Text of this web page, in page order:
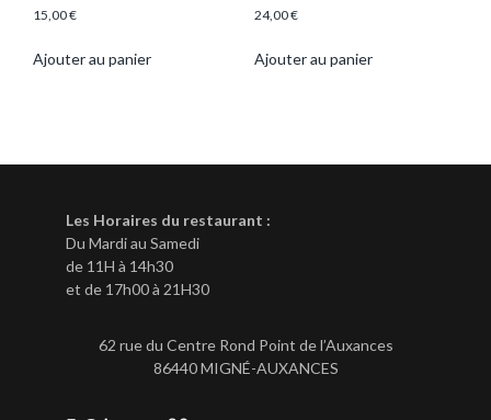
15,00€
Ajouter au panier
24,00€
Ajouter au panier
Les Horaires du restaurant :
Du Mardi au Samedi
de 11H à 14h30
et de 17h00 à 21H30
62 rue du Centre Rond Point de l’Auxances
86440 MIGNÉ-AUXANCES